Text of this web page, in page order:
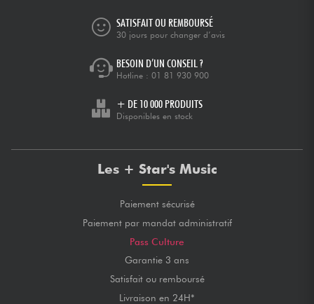
SATISFAIT OU REMBOURSÉ
30 jours pour changer d’avis
BESOIN D’UN CONSEIL ?
Hotline : 01 81 930 900
+ DE 10 000 PRODUITS
Disponibles en stock
Les + Star's Music
Paiement sécurisé
Paiement par mandat administratif
Pass Culture
Garantie 3 ans
Satisfait ou remboursé
Livraison en 24H*